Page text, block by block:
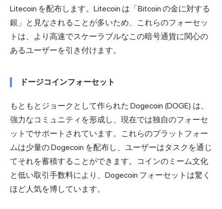
Litecoin を配布します。Litecoin は「Bitcoin の金に対する
銀」と見なされることが多いため、これらのフォーセッ
トは、より高速でスケーラブルなこの暗号通貨に関心の
あるユーザーを引き付けます。
ドージコインフォーセット
もともとジョークとして作られた Dogecoin (DOGE) は、
強力なコミュニティを形成し、現在では独自のフォーセ
ットでサポートされています。これらのプラットフォー
ムは少量の Dogecoin を配布し、ユーザーはタスクを通じ
てそれを蓄積することができます。コインのミーム文化
と低い取引手数料により、Dogecoin フォーセットは驚く
ほど人気を博しています。